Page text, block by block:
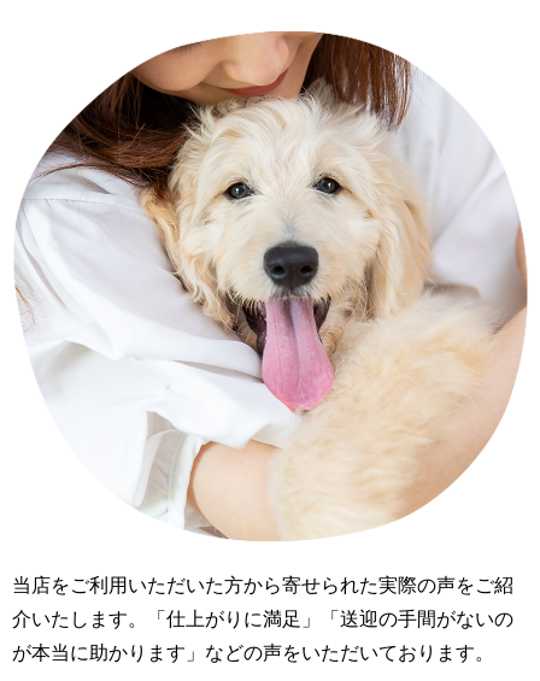
当店をご利用いただいた方から寄せられた実際の声をご紹
介いたします。「仕上がりに満足」「送迎の手間がないの
が本当に助かります」などの声をいただいております。